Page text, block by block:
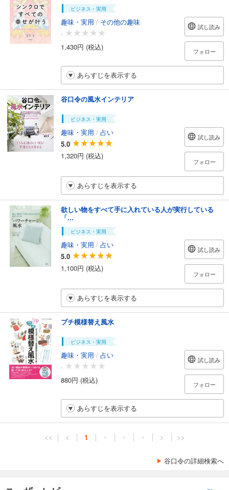
ビジネス・実用
趣味・実用 / その他の趣味
-
1,430円 (税込)
試し読み
フォロー
あらすじを表示する
谷口令の風水インテリア
ビジネス・実用
趣味・実用 / 占い
5.0
1,320円 (税込)
試し読み
フォロー
あらすじを表示する
欲しい物をすべて手に入れている人が実行している
「...
ビジネス・実用
趣味・実用 / 占い
5.0
1,100円 (税込)
試し読み
フォロー
あらすじを表示する
プチ模様替え風水
ビジネス・実用
趣味・実用 / 占い
-
880円 (税込)
試し読み
フォロー
あらすじを表示する
<< < 1 ・ ・ ・ > >>
谷口令の詳細検索へ